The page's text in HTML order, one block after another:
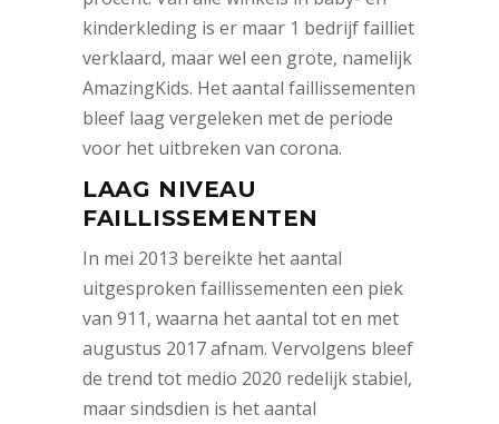
kinderkleding is er maar 1 bedrijf failliet
verklaard, maar wel een grote, namelijk
AmazingKids. Het aantal faillissementen
bleef laag vergeleken met de periode
voor het uitbreken van corona.
LAAG NIVEAU
FAILLISSEMENTEN
In mei 2013 bereikte het aantal
uitgesproken faillissementen een piek
van 911, waarna het aantal tot en met
augustus 2017 afnam. Vervolgens bleef
de trend tot medio 2020 redelijk stabiel,
maar sindsdien is het aantal